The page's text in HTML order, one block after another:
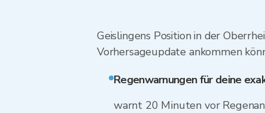
Geislingens Position in der
Vorhersageupdate ankommen
Regenwarnungen für deine
warnt 20 Minuten vor